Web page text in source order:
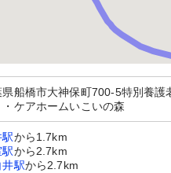
県船橋市大神保町700-5特別養護
・ケアホームいこいの森
駅から1.7km
から2.7km
井駅から2.7km